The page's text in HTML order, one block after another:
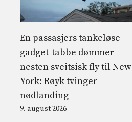
En passasjers tankeløse
gadget-tabbe dømmer
nesten sveitsisk fly til New
York: Røyk tvinger
nødlanding
9. august 2026